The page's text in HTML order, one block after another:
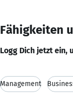
Fähigkeiten
Logg Dich jetzt ein,
Management